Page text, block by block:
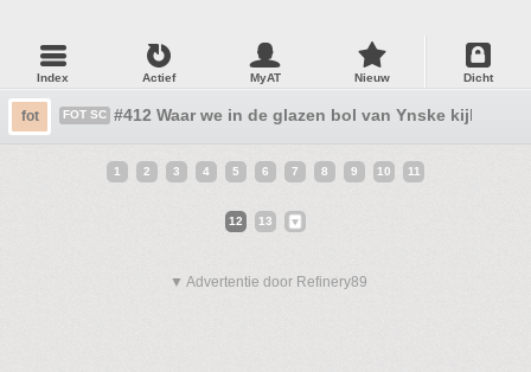
Index Actief MyAT Nieuw Dicht
fot FOT SC #412 Waar we in de glazen bol van Ynske kijken!!
1 2 3 4 5 6 7 8 9 10 11
12 13
▼ Advertentie door Refinery89